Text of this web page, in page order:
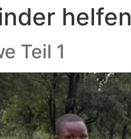
helfen
Teil 1